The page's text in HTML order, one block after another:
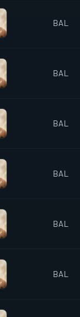
BAL
BAL
BAL
BAL
BAL
BAL